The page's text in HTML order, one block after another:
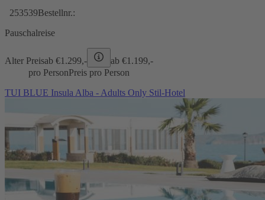
253539Bestellnr.:
Pauschalreise
Alter Preisab €1.299,- ab €1.199,-
pro PersonPreis pro Person
TUI BLUE Insula Alba - Adults Only Stil-Hotel